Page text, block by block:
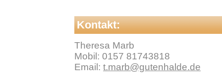
Kontakt:
Theresa Marb
Mobil: 0157 81743818
Email: t.marb@gutenhalde.de